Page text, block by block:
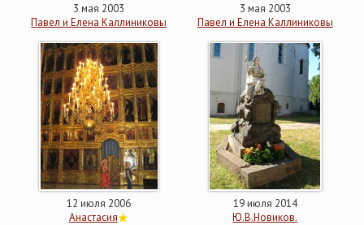
3 мая 2003
Павел и Елена Каллиниковы
3 мая 2003
Павел и Елена Каллиниковы
12 июля 2006
Анастасия
19 июля 2014
Ю.В.Новиков.